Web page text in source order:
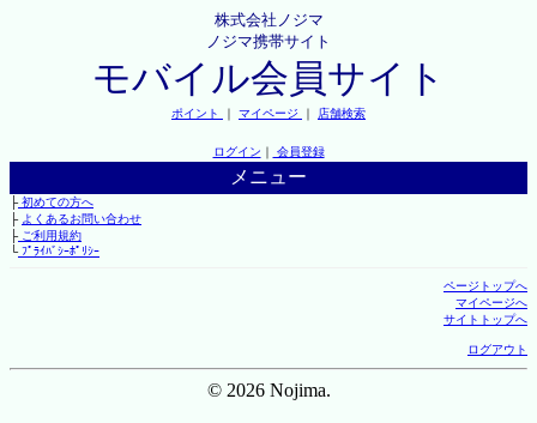
株式会社ノジマ
ノジマ携帯サイト
モバイル会員サイト
ポイント ｜ マイページ ｜ 店舗検索
ログイン ｜ 会員登録
メニュー
├初めての方へ
├ よくあるお問い合わせ
├ご利用規約
└ﾌﾟﾗｲﾊﾞｼｰﾎﾟﾘｼｰ
ページトップへ
マイページへ
サイトトップへ
ログアウト
© 2026 Nojima.